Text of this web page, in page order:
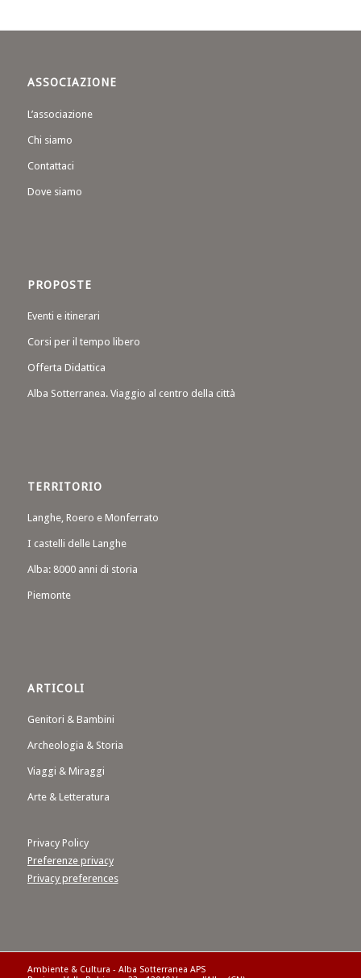
ASSOCIAZIONE
L’associazione
Chi siamo
Contattaci
Dove siamo
PROPOSTE
Eventi e itinerari
Corsi per il tempo libero
Offerta Didattica
Alba Sotterranea. Viaggio al centro della città
TERRITORIO
Langhe, Roero e Monferrato
I castelli delle Langhe
Alba: 8000 anni di storia
Piemonte
ARTICOLI
Genitori & Bambini
Archeologia & Storia
Viaggi & Miraggi
Arte & Letteratura
Privacy Policy
Preferenze privacy
Privacy preferences
Ambiente & Cultura - Alba Sotterranea APS